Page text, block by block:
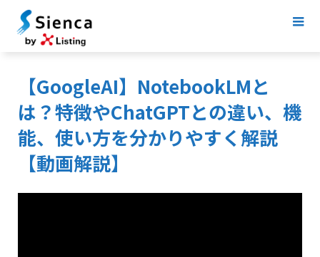
【GoogleAI】NotebookLMと
は？特徴やChatGPTとの違い、機
能、使い方を分かりやすく解説
【動画解説】